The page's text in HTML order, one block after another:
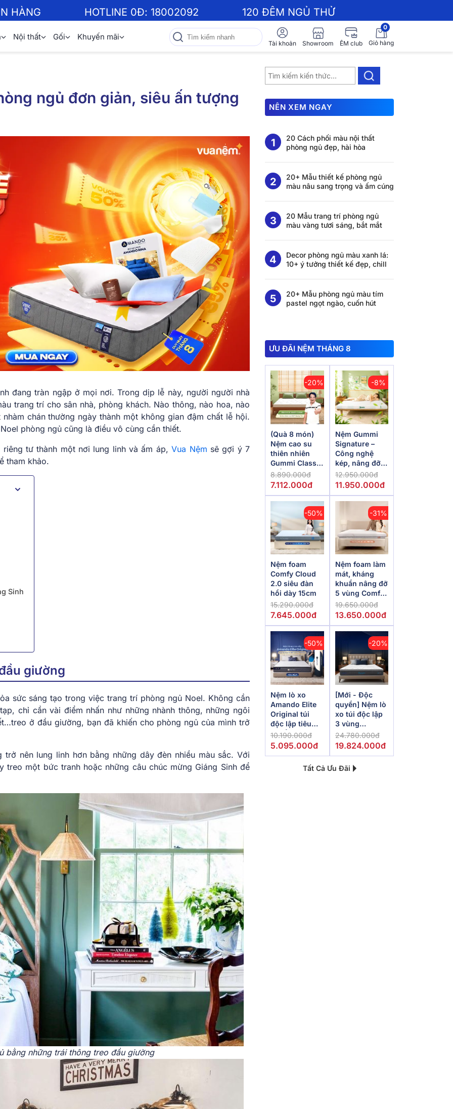
HÀNG HOTLINE 0Đ: 18002092 120 ĐÊM NGỦ THỬ
Nội thất Gối Khuyến mãi
Tài khoản Showroom ÊM club
0
Giỏ hàng
ngủ đơn giản, siêu ấn tượng
đang tràn ngập ở mọi nơi. Trong dịp lễ này, người người nhà
trang trí cho sân nhà, phòng khách. Nào thông, nào hoa, nào
chán thường ngày thành một không gian đậm chất lễ hội.
phòng ngủ cũng là điều vô cùng cần thiết.
tư thành một nơi lung linh và ấm áp,Vua Nệm sẽ gợi ý 7
tham khảo.
Sinh
giường
sức sáng tạo trong việc trang trí phòng ngủ Noel. Không cần
chỉ cần vài điểm nhấn như những nhành thông, những ngôi
ở đầu giường, bạn đã khiến cho phòng ngủ của mình trở
nên lung linh hơn bằng những dây đèn nhiều màu sắc. Với
một bức tranh hoặc những câu chúc mừng Giáng Sinh để
bằng những trái thông treo đầu giường
NÊN XEM NGAY
20 Cách phối màu nội thất
phòng ngủ đẹp, hài hòa
20+ Mẫu thiết kế phòng ngủ
màu nâu sang trọng và ấm cúng
20 Mẫu trang trí phòng ngủ
màu vàng tươi sáng, bắt mắt
Decor phòng ngủ màu xanh lá:
10+ ý tưởng thiết kế đẹp, chill
20+ Mẫu phòng ngủ màu tím
pastel ngọt ngào, cuốn hút
ƯU ĐÃI NỆM THÁNG 8
-20%
(Quà 8 món)
Nệm cao su
thiên nhiên
Gummi Classic
thế hệ mới dày
5/10/15cm
8.890.000đ
7.112.000đ
-8%
Nệm Gummi
Signature –
Công nghệ
kép, nâng đỡ
vượt trội,
kháng khuẩn
12.950.000đ
11.950.000đ
-50%
Nệm foam
Comfy Cloud
2.0 siêu đàn
hồi dày 15cm
15.290.000đ
7.645.000đ
-31%
Nệm foam làm
mát, kháng
khuẩn nâng đỡ
5 vùng Comfy
Lux 1.0
19.650.000đ
13.650.000đ
-50%
Nệm lò xo
Amando Elite
Original túi
độc lập tiêu
chuẩn khách
sạn 5 sao dày
10.190.000đ
5.095.000đ
-20%
[Mới - Độc
quyền] Nệm lò
xo túi độc lập
3 vùng
Dunlopillo
de.Stress
24.780.000đ
19.824.000đ
Tất Cả Ưu Đãi